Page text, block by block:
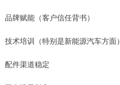
品牌赋能（客户信任背书）
技术培训（特别是新能源汽车方面）
配件渠道稳定